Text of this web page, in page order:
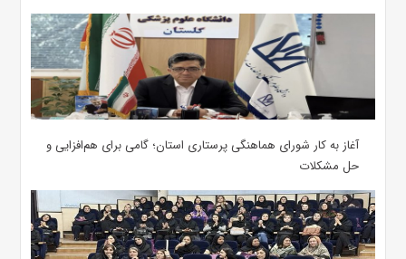
آغاز به کار شورای هماهنگی پرستاری استان؛ گامی برای هم‌افزایی و
حل مشکلات